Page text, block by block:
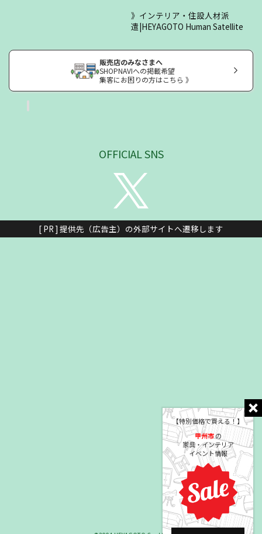
【特別価格で買える！】
甲州市の
家具・インテリア
イベント情報
インテリア・住設人材派
遣|HEYAGOTO Human Satellite
販売店のみなさまへ
SHOPNAVIへの掲載希望
集客にお困りの方はこちら 》
OFFICIAL SNS
[ PR ] 提供先（広告主）の外部サイトへ遷移します